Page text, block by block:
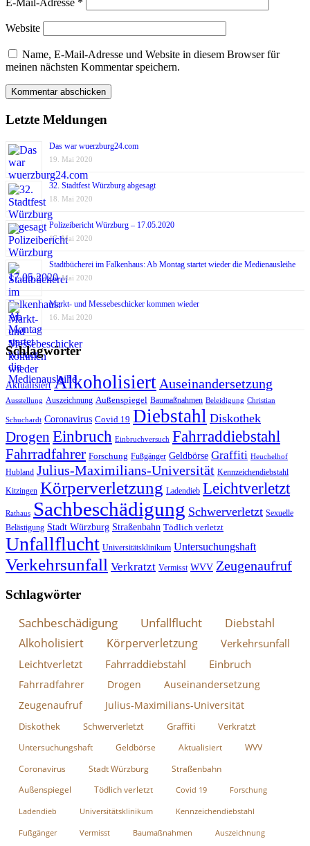
Website
Name, E-Mail-Adresse und Website in diesem Browser für
meinen nächsten Kommentar speichern.
Letzte Meldungen
Das war wuerzburg24.com
19. Mai 2020
32. Stadtfest Würzburg abgesagt
18. Mai 2020
Polizeibericht Würzburg – 17.05.2020
17. Mai 2020
Stadtbücherei im Falkenhaus: Ab Montag startet wieder die Medienausleihe
17. Mai 2020
Markt- und Messebeschicker kommen wieder
16. Mai 2020
Schlagwörter
Aktualisiert Alkoholisiert Auseinandersetzung
Ausstellung Auszeichnung Außenspiegel Baumaßnahmen Beleidigung Christian
Schuchardt Coronavirus Covid 19 Diebstahl Diskothek
Drogen Einbruch Einbruchversuch Fahrraddiebstahl
Fahrradfahrer Forschung Fußgänger Geldbörse Graffiti Heuchelhof
Hubland Julius-Maximilians-Universität Kennzeichendiebstahl
Kitzingen Körperverletzung Ladendieb Leichtverletzt
Rathaus Sachbeschädigung Schwerverletzt Sexuelle
Belästigung Stadt Würzburg Straßenbahn Tödlich verletzt
Unfallflucht Universitätsklinikum Untersuchungshaft
Verkehrsunfall Verkratzt Vermisst WVV Zeugenaufruf
Schlagwörter
Sachbeschädigung Unfallflucht
Diebstahl
Alkoholisiert
Körperverletzung Verkehrsunfall
Leichtverletzt Fahrraddiebstahl Einbruch
Fahrradfahrer Drogen
Auseinandersetzung
Zeugenaufruf
Julius-Maximilians-Universität
Diskothek Schwerverletzt Graffiti Verkratzt
Untersuchungshaft Geldbörse Aktualisiert
WVV
Coronavirus
Stadt Würzburg Straßenbahn
Außenspiegel Tödlich verletzt Covid 19 Forschung
Ladendieb Universitätsklinikum Kennzeichendiebstahl
Fußgänger Vermisst Baumaßnahmen Auszeichnung